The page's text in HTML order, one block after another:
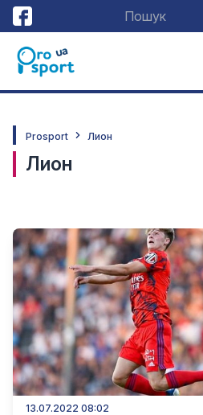
Prosport Лион
Лион
13.07.2022 08:02